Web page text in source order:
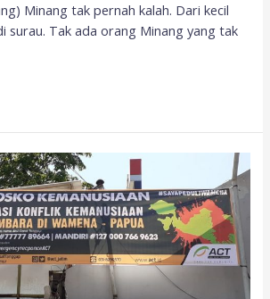
Minang tak pernah kalah. Dari kecil
surau. Tak ada orang Minang yang tak